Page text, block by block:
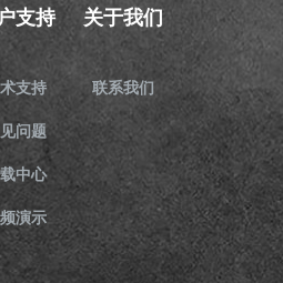
支持
支持
问题
中心
演示
关于我们
联系我们